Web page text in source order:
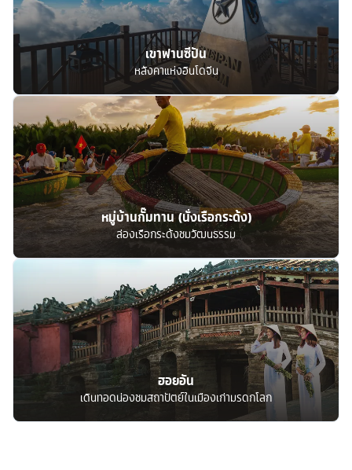
เขาฟานซีปัน
หลังคาแห่งอินโดจีน
หมู่บ้านกั๊มทาน (นั่งเรือกระด้ง)
ล่องเรือกระด้งชมวัฒนธรรม
ฮอยอัน
เดินทอดน่องชมสถาปัตย์ในเมืองเก่ามรดกโลก